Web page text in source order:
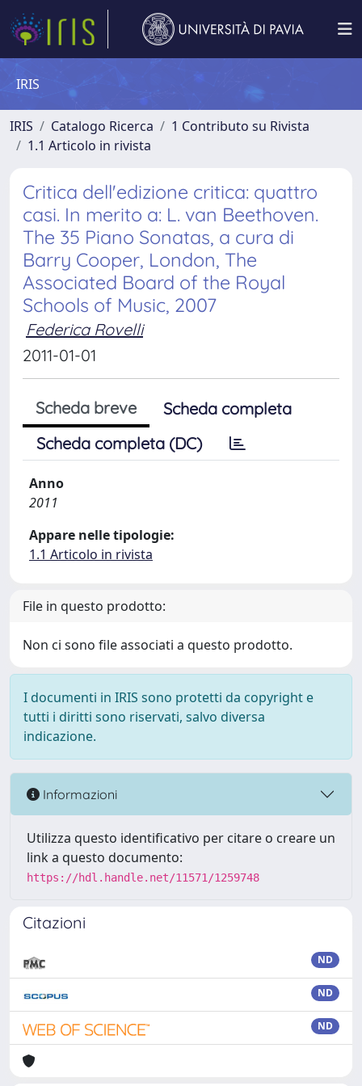
IRIS
IRIS Catalogo Ricerca
1 Contributo su Rivista
1.1 Articolo in rivista
Critica dell'edizione critica: quattro
casi. In merito a: L. van Beethoven.
The 35 Piano Sonatas, a cura di
Barry Cooper, London, The
Associated Board of the Royal
Schools of Music, 2007
Federica Rovelli
2011-01-01
Scheda breve
Scheda completa
Scheda completa (DC)
Anno
2011
Appare nelle tipologie:
1.1 Articolo in rivista
File in questo prodotto:
Non ci sono file associati a questo prodotto.
I documenti in IRIS sono protetti da copyright e
tutti i diritti sono riservati, salvo diversa
indicazione.
Informazioni
Utilizza questo identificativo per citare o creare un
link a questo documento:
https://hdl.handle.net/11571/1259748
Citazioni
ND
ND
ND